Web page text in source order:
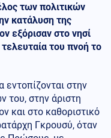
των πολιτικών
κατάλυση της
εξόρισαν στο νησί
του πνοή το
εντοπίζονται στην
του, στην άριστη
και στο καθοριστικό
Γκρουσύ, όταν